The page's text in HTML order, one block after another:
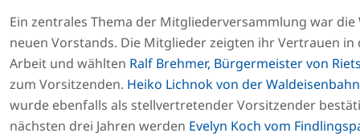
Ein zentrales Thema der Mitgliederversammlung war die
neuen Vorstands. Die Mitglieder zeigten ihr Vertrauen in
Arbeit und wählten Ralf Brehmer, Bürgermeister von
zum Vorsitzenden. Heiko Lichnok von der
wurde ebenfalls als stellvertretender Vorsitzender
nächsten drei Jahren werden Evelyn Koch vom